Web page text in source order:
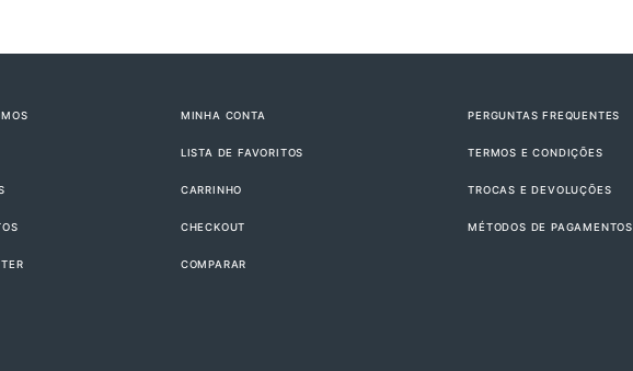
MINHA CONTA
LISTA DE FAVORITOS
CARRINHO
CHECKOUT
COMPARAR
PERGUNTAS FREQUENTES
TERMOS E CONDIÇÕES
TROCAS E DEVOLUÇÕES
MÉTODOS DE PAGAMENTOS